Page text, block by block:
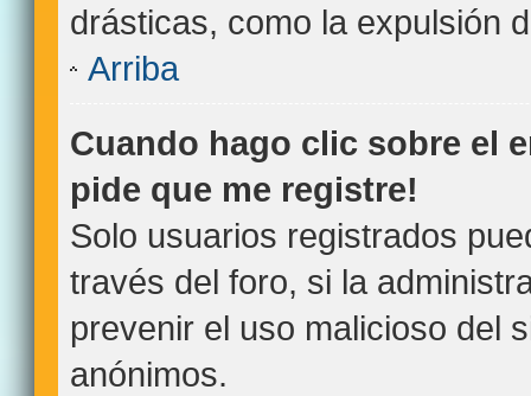
drásticas, como la expulsión
Arriba
Cuando hago clic sobre el
pide que me registre!
Solo usuarios registrados
través del foro, si la
prevenir el uso malicioso del
anónimos.